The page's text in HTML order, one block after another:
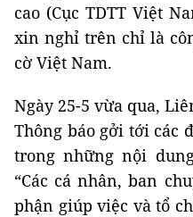
cao (Cục TDTT Việt
xin nghỉ trên chỉ là
cờ Việt Nam.
Ngày 25-5 vừa qua,
Thông báo gởi tới các
trong những nội
“Các cá nhân, ban
phận giúp việc và tổ